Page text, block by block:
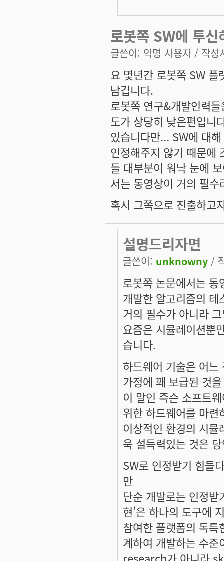
로봇쪽 SW에 투
글쓴이: 익명 사용자 / 작성
요 몇년간 로봇쪽 SW
남깁니다.
로봇쪽 연구&개발인력
도가 상당히 낮은편입니
있습니다만... SW에 대
인정해주지 않기 때문에
들 대부분이 워낙 눈에
서는 동영상이 거의 필
혹시 그쪽으로 진출하고
설명드리자면
글쓴이: unknowny /
로봇쪽 논문에서는
개발한 알고리즘의
거의 필수가 아니라
요즘은 시뮬레이션뿐
습니다.
하드웨어 기술은 어
가정에 꽤 보급된 것
이 말인 즉슨 소프트
위한 하드웨어를 마
이상적인 환경의 시
욱 설득력있는 것은
SW로 인정받기 힘들
만
단순 개발로는 인정
현'은 하나의 도구에
참여한 플랫폼의 독
계하여 개발하는 수
research가 아니라